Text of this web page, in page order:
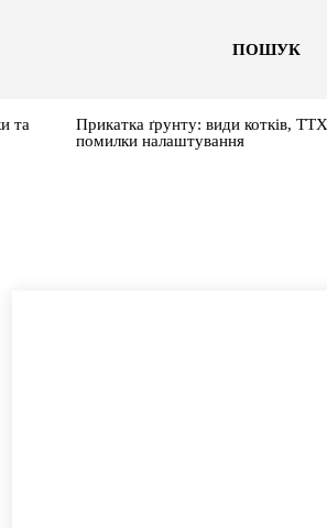
ПОШУК
та
Прикатка ґрунту: види котків,
помилки налаштування